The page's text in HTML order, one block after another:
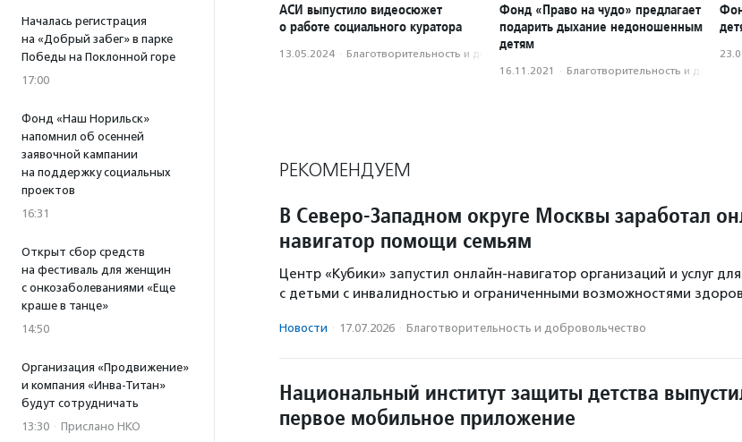
Началась регистрация
на «Добрый забег» в парке
Победы на Поклонной горе
17:00
Фонд «Наш Норильск»
напомнил об осенней
заявочной кампании
на поддержку социальных
проектов
16:31
Открыт сбор средств
на фестиваль для женщин
с онкозаболеваниями «Еще
краше в танце»
14:50
Организация «Продвижение»
и компания «Инва-Титан»
будут сотрудничать
13:30 · Прислано НКО
АСИ выпустило видеосюжет
о работе социального куратора
13.05.2024 · Благотвори­тель­ность и доброволь­чест­во
Фонд «Право на чудо» предлагает
подарить дыхание недоношенным
детям
16.11.2021 · Благотвори­тель­ность и
РЕКОМЕНДУЕМ
В Северо-Западном округе Москвы заработал
навигатор помощи семьям
Центр «Кубики» запустил онлайн-навигатор организаций и услуг
с детьми с инвалидностью и ограниченными возможностями
Новости · 17.07.2026 · Благотвори­тель­ность и доброволь­чест­во
Национальный институт защиты детства
первое мобильное приложение